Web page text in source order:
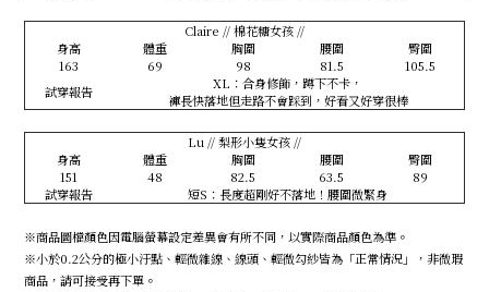
Claire // 棉花糖女孩 //
身高
體重 胸圍 腰圍
臀圍
163
69 98 81.5
105.5
試穿報告
XL：合身修飾，蹲下不卡，
褲長快落地但走路不會踩到，好看又好穿很棒
Lu // 梨形小隻女孩 //
身高
體重 胸圍 腰圍
臀圍
151
48 82.5 63.5
89
試穿報告
短S：長度超剛好不落地！腰圍微緊身
※商品圖檔顏色因電腦螢幕設定差異會有所不同，以實際商品顏色為準。
※小於0.2公分的極小汙點、輕微雜線、線頭、輕微勾紗皆為「正常情況」，非微瑕
商品，請可接受再下單。